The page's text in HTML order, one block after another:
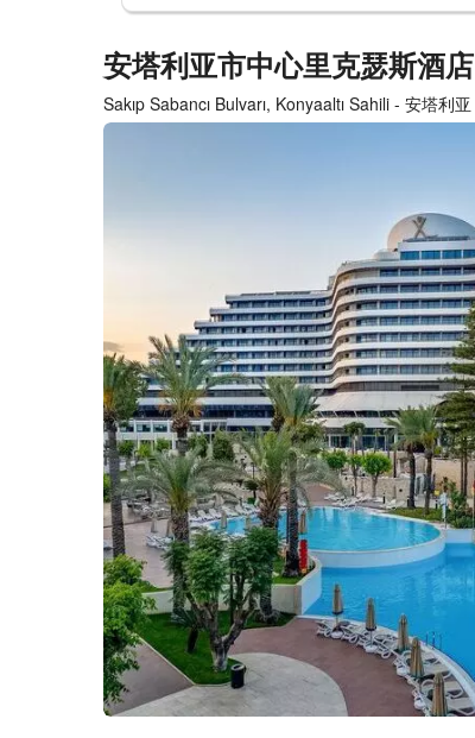
安塔利亚市中心里克瑟斯酒店
Sakıp Sabancı Bulvarı, Konyaaltı Sahili - 安塔利亚